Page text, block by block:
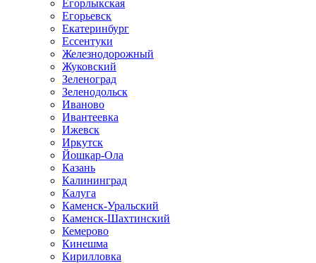
Егорлыкская
Егорьевск
Екатеринбург
Ессентуки
Железнодорожный
Жуковский
Зеленоград
Зеленодольск
Иваново
Ивантеевка
Ижевск
Иркутск
Йошкар-Ола
Казань
Калининград
Калуга
Каменск-Уральский
Каменск-Шахтинский
Кемерово
Кинешма
Кирилловка